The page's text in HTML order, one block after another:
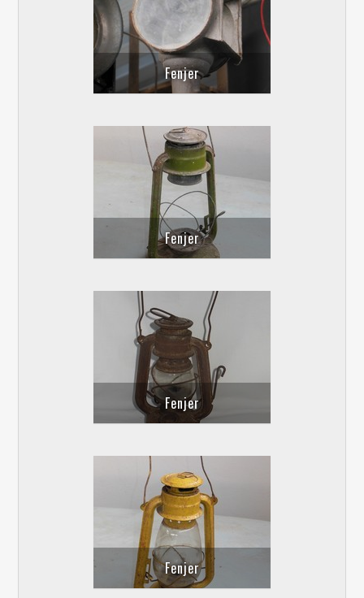
Fenjer
Fenjer
Fenjer
Fenjer